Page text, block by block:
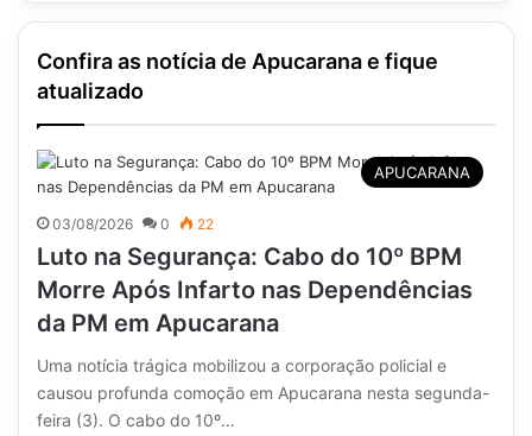
Confira as notícia de Apucarana e fique
atualizado
APUCARANA
03/08/2026 0 22
Luto na Segurança: Cabo do 10º BPM
Morre Após Infarto nas Dependências
da PM em Apucarana
Uma notícia trágica mobilizou a corporação policial e
causou profunda comoção em Apucarana nesta segunda-
feira (3). O cabo do 10º…